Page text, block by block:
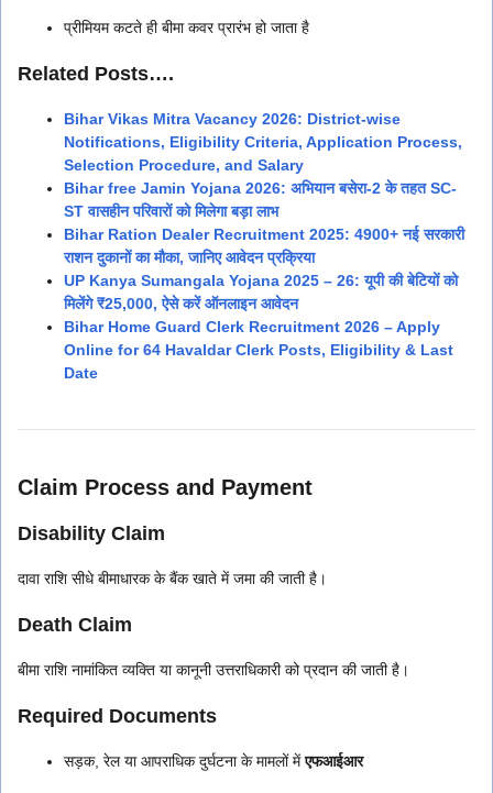
प्रीमियम कटते ही बीमा कवर प्रारंभ हो जाता है
Related Posts….
Bihar Vikas Mitra Vacancy 2026: District-wise
Notifications, Eligibility Criteria, Application Process,
Selection Procedure, and Salary
Bihar free Jamin Yojana 2026: अभियान बसेरा-2 के तहत SC-
ST वासहीन परिवारों को मिलेगा बड़ा लाभ
Bihar Ration Dealer Recruitment 2025: 4900+ नई सरकारी
राशन दुकानों का मौका, जानिए आवेदन प्रक्रिया
UP Kanya Sumangala Yojana 2025 – 26: यूपी की बेटियों को
मिलेंगे ₹25,000, ऐसे करें ऑनलाइन आवेदन
Bihar Home Guard Clerk Recruitment 2026 – Apply
Online for 64 Havaldar Clerk Posts, Eligibility & Last
Date
Claim Process and Payment
Disability Claim
दावा राशि सीधे बीमाधारक के बैंक खाते में जमा की जाती है।
Death Claim
बीमा राशि नामांकित व्यक्ति या कानूनी उत्तराधिकारी को प्रदान की जाती है।
Required Documents
सड़क, रेल या आपराधिक दुर्घटना के मामलों मेंएफआईआर